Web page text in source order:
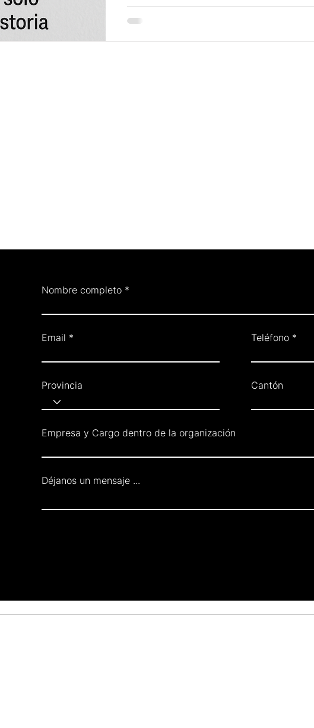
Nombre completo
Email
Provincia
Teléfono
Cantón
Empresa y Cargo dentro de la organización
Déjanos un mensaje ...